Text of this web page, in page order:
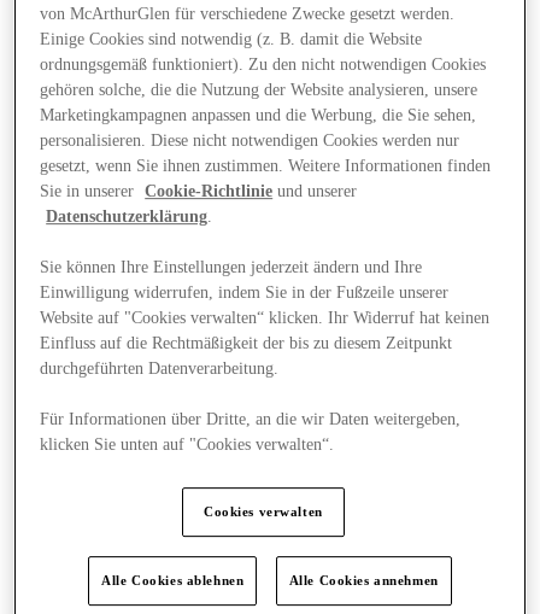
Angebote
von McArthurGlen für verschiedene Zwecke gesetzt werden.
Einige Cookies sind notwendig (z. B. damit die Website
ordnungsgemäß funktioniert). Zu den nicht notwendigen Cookies
gehören solche, die die Nutzung der Website analysieren, unsere
Marketingkampagnen anpassen und die Werbung, die Sie sehen,
personalisieren. Diese nicht notwendigen Cookies werden nur
gesetzt, wenn Sie ihnen zustimmen. Weitere Informationen finden
Sie in unserer
Cookie-Richtlinie und unserer
Datenschutzerklärung.
Sie können Ihre Einstellungen jederzeit ändern und Ihre
Einwilligung widerrufen, indem Sie in der Fußzeile unserer
Website auf "Cookies verwalten“ klicken. Ihr Widerruf hat keinen
Einfluss auf die Rechtmäßigkeit der bis zu diesem Zeitpunkt
durchgeführten Datenverarbeitung.
Für Informationen über Dritte, an die wir Daten weitergeben,
klicken Sie unten auf "Cookies verwalten“.
Cookies verwalten
Alle Cookies ablehnen Alle Cookies annehmen